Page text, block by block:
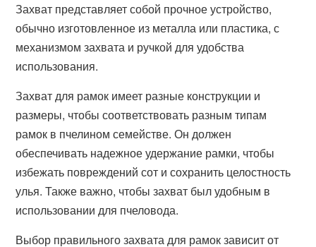
Захват представляет собой прочное устройство,
обычно изготовленное из металла или пластика, с
механизмом захвата и ручкой для удобства
использования.
Захват для рамок имеет разные конструкции и
размеры, чтобы соответствовать разным типам
рамок в пчелином семействе. Он должен
обеспечивать надежное удержание рамки, чтобы
избежать повреждений сот и сохранить целостность
улья. Также важно, чтобы захват был удобным в
использовании для пчеловода.
Выбор правильного захвата для рамок зависит от